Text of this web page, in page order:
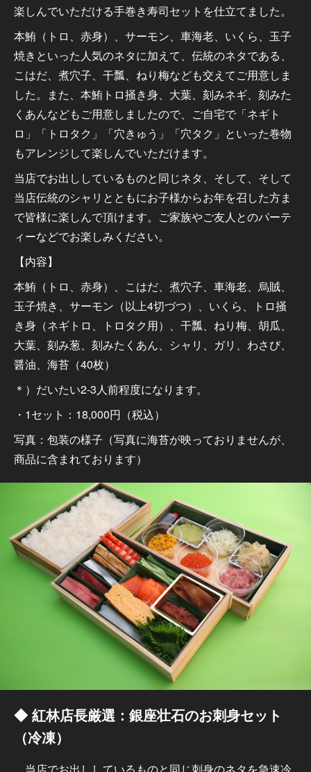
楽しんでいただける手巻き寿司セットを仕立てました。
本鮪（トロ、赤身）、サーモン、車海老、いくら、玉子
焼きといった人気のネタに加えて、伝統のネタである、
こはだ、煮穴子、干瓢、ねり梅なども交えてご用意しま
した。また、本鮪トロ掻き身、大葉、刻みネギ、刻みた
くあんなどもご用意しましたので、ご自宅で「ネギト
ロ」「トロタク」「穴きゅう」「穴タク」といった巻物
もアレンジして楽しんでいただけます。
当店でお出ししているものと同じネタ、そして、そして
当店伝統のシャリとともにお子様からお年を召した方ま
で皆様に楽しんで頂けます。ご家族やご友人とのパーテ
ィーなどでお楽しみください。
【内容】
本鮪（トロ、赤身）、こはだ、煮穴子、車海老、烏賊、
玉子焼き、サーモン（以上4切づつ）、いくら、トロ掻
き身（ネギトロ、トロタク用）、干瓢、ねり梅、胡瓜、
大葉、刻み葱、刻みたくあん、シャリ、ガリ、わさび、
醤油、海苔（40枚）
＊）だいたい2-3人前程度になります。
・1セット：18,000円（税込）
写真：包装の様子（写真に海苔が映っておりませんが、
商品に含まれております）
◆ 紅林店長厳選：銀座壮石のお刺身セット
（冷凍）